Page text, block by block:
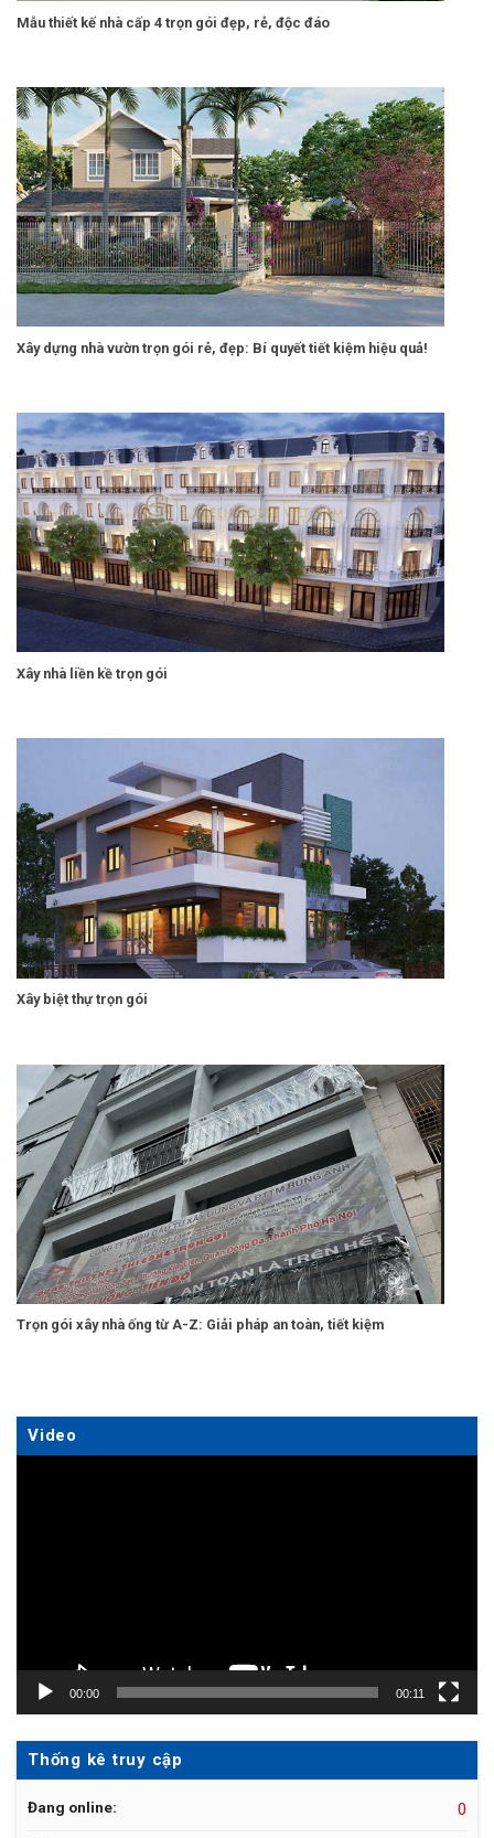
Mẫu thiết kế nhà cấp 4 trọn gói đẹp, rẻ, độc đáo
Xây dựng nhà vườn trọn gói rẻ, đẹp: Bí quyết tiết kiệm hiệu quả!
Xây nhà liền kề trọn gói
Xây biệt thự trọn gói
Trọn gói xây nhà ống từ A-Z: Giải pháp an toàn, tiết kiệm
Video
00:00 00:11
Thống kê truy cập
Đang online: 0